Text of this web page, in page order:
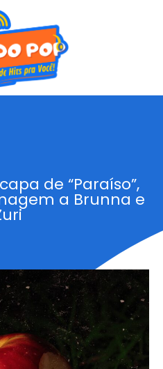
de “Paraíso”,
a Brunna e